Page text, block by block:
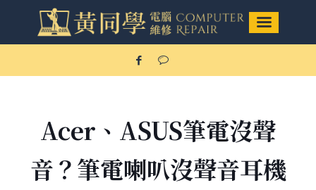
Acer、ASUS筆電沒聲
音？筆電喇叭沒聲音耳機